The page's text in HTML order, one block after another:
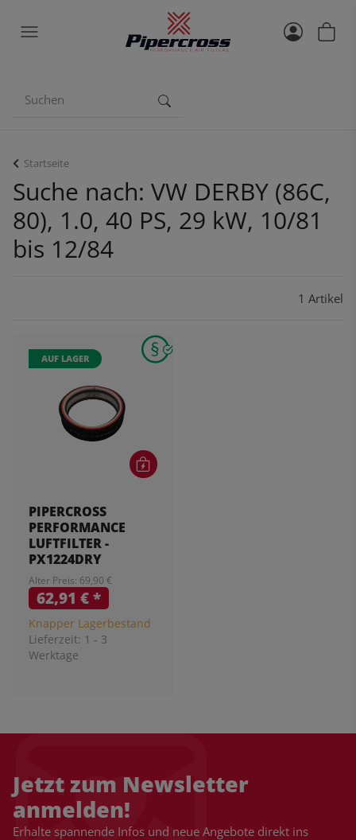
Startseite
Suche nach: VW DERBY (86C,
80), 1.0, 40 PS, 29 kW, 10/81
bis 12/84
1 Artikel
AUF LAGER
PIPERCROSS
PERFORMANCE
LUFTFILTER -
PX1224DRY
Alter Preis: 69,90 €
62,91 €*
Knapper Lagerbestand
Lieferzeit: 1 - 3
Werktage
Jetzt zum Newsletter
anmelden!
Erhalte spannende Infos und neue Angebote direkt ins